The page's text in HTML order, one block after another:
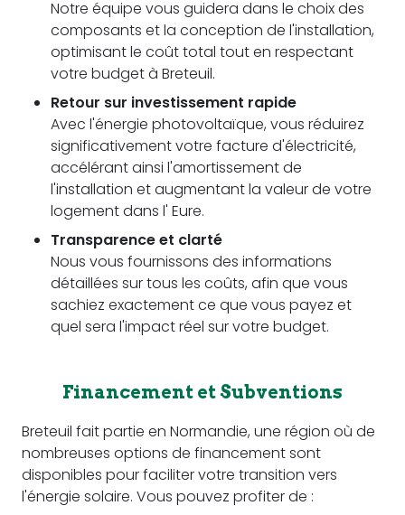
Notre équipe vous guidera dans le choix des
composants et la conception de l'installation,
optimisant le coût total tout en respectant
votre budget à Breteuil.
Retour sur investissement rapide
Avec l'énergie photovoltaïque, vous réduirez
significativement votre facture d'électricité,
accélérant ainsi l'amortissement de
l'installation et augmentant la valeur de votre
logement dans l' Eure.
Transparence et clarté
Nous vous fournissons des informations
détaillées sur tous les coûts, afin que vous
sachiez exactement ce que vous payez et
quel sera l'impact réel sur votre budget.
Financement et Subventions
Breteuil fait partie en Normandie, une région où de
nombreuses options de financement sont
disponibles pour faciliter votre transition vers
l'énergie solaire. Vous pouvez profiter de :